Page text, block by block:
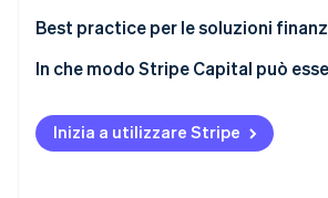
Un contesto normativo favorevole
Dati e decisioni in tempo reale
Best practice per le soluzioni
Rendi l’esperienza finanziaria parte
Integra la sicurezza in ogni decisione
In che modo Stripe Capital può
Inizia a utilizzare Stripe